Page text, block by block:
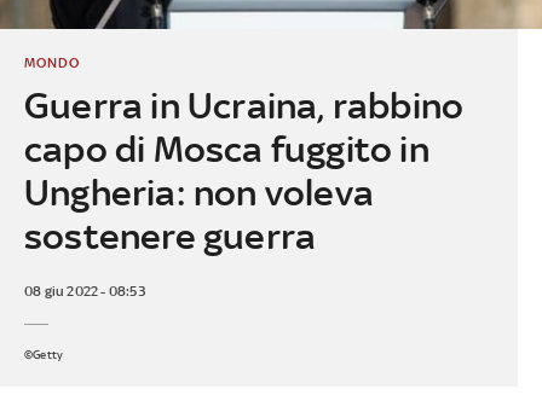
Guerra in Ucraina, rabbino
capo di Mosca fuggito in
Ungheria: non voleva
sostenere guerra
MONDO
08 giu 2022 - 08:53
©Getty